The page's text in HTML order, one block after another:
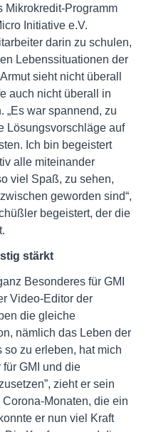
Mikrokredit-Programm
Initiative e.V.
darin zu schulen,
Lebenssituationen der
sieht nicht überall
auch nicht überall in
„Es war spannend, zu
Lösungsvorschläge auf
Ich bin begeistert
alle miteinander
viel Spaß, zu sehen,
geworden sind“,
begeistert, der die
stärkt
Besonderes für GMI
Video-Editor der
die gleiche
nämlich das Leben der
so zu erleben, hat mich
GMI und die
zieht er sein
Monaten, die ein
er nun viel Kraft